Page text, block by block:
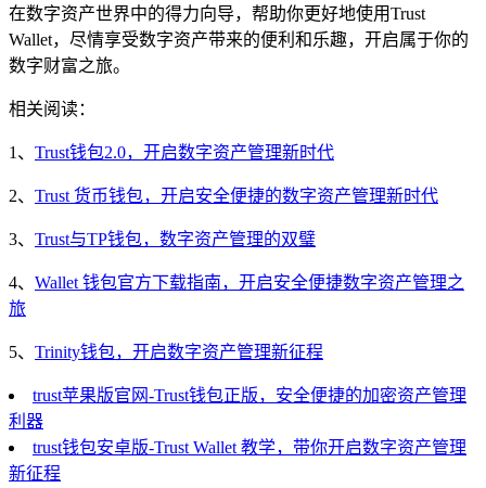
在数字资产世界中的得力向导，帮助你更好地使用Trust
Wallet，尽情享受数字资产带来的便利和乐趣，开启属于你的
数字财富之旅。
相关阅读：
1、 Trust钱包2.0，开启数字资产管理新时代
2、 Trust 货币钱包，开启安全便捷的数字资产管理新时代
3、 Trust与TP钱包，数字资产管理的双璧
4、 Wallet 钱包官方下载指南，开启安全便捷数字资产管理之
旅
5、 Trinity钱包，开启数字资产管理新征程
trust苹果版官网-Trust钱包正版，安全便捷的加密资产管理
利器
trust钱包安卓版-Trust Wallet 教学，带你开启数字资产管理
新征程